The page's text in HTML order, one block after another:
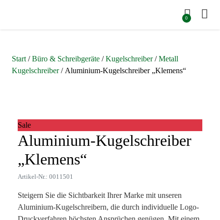
0
Start /Büro & Schreibgeräte /Kugelschreiber/Metall
Kugelschreiber/ Aluminium-Kugelschreiber „Klemens“
Zoom
Sale
Aluminium-Kugelschreiber
„Klemens“
Artikel-Nr.: 0011501
Steigern Sie die Sichtbarkeit Ihrer Marke mit unseren
Aluminium-Kugelschreibern, die durch individuelle Logo-